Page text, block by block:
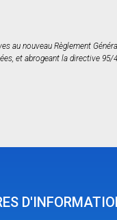
nouveau Règlement
et abrogeant la directive 95/